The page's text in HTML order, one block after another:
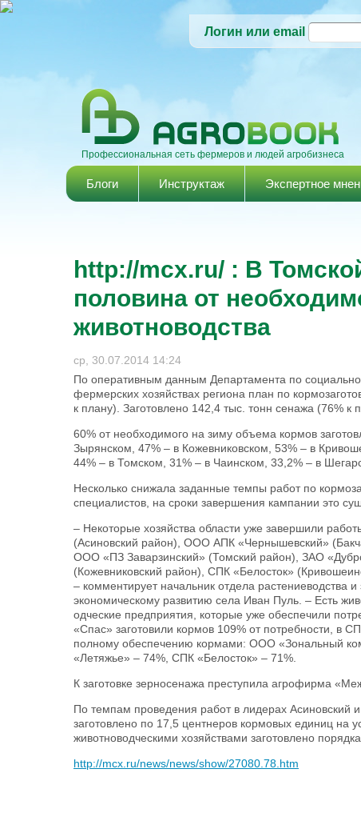
Логин или email
Профессиональная сеть фермеров и людей агробизнеса
Главное меню
Блоги Инструктаж Экспертное
http://mcx.ru/ : В
половина от
животноводства
ср, 30.07.2014 14:24
По оперативным данным Департамента по
фермерских хозяйствах региона план по
к плану). Заготовлено 142,4 тыс. тонн сенажа (76% к
60% от необходимого на зиму объема кормов
Зырянском, 47% – в Кожевниковском, 53% – в
44% – в Томском, 31% – в Чаинском, 33,2% – в
Несколько снижала заданные темпы работ по
специалистов, на сроки завершения кампании это
– Некоторые хозяйства области уже завершили
(Асиновский район), ООО АПК «Чернышевский»
ООО «ПЗ Заварзинский» (Томский район), ЗАО
(Кожевниковский район), СПК «Белосток»
– комментирует начальник отдела растениеводства
экономическому развитию села Иван Пуль. – Есть
одческие предприятия, которые уже обеспечили
«Спас» заготовили кормов 109% от потребности, в
полному обеспечению кормами: ООО «Зональный
«Летяжье» – 74%, СПК «Белосток» – 71%.
К заготовке зерносенажа преступила агрофирма
По темпам проведения работ в лидерах
заготовлено по 17,5 центнеров кормовых единиц на
животноводческими хозяйствами заготовлено
http://mcx.ru/news/news/show/27080.78.htm